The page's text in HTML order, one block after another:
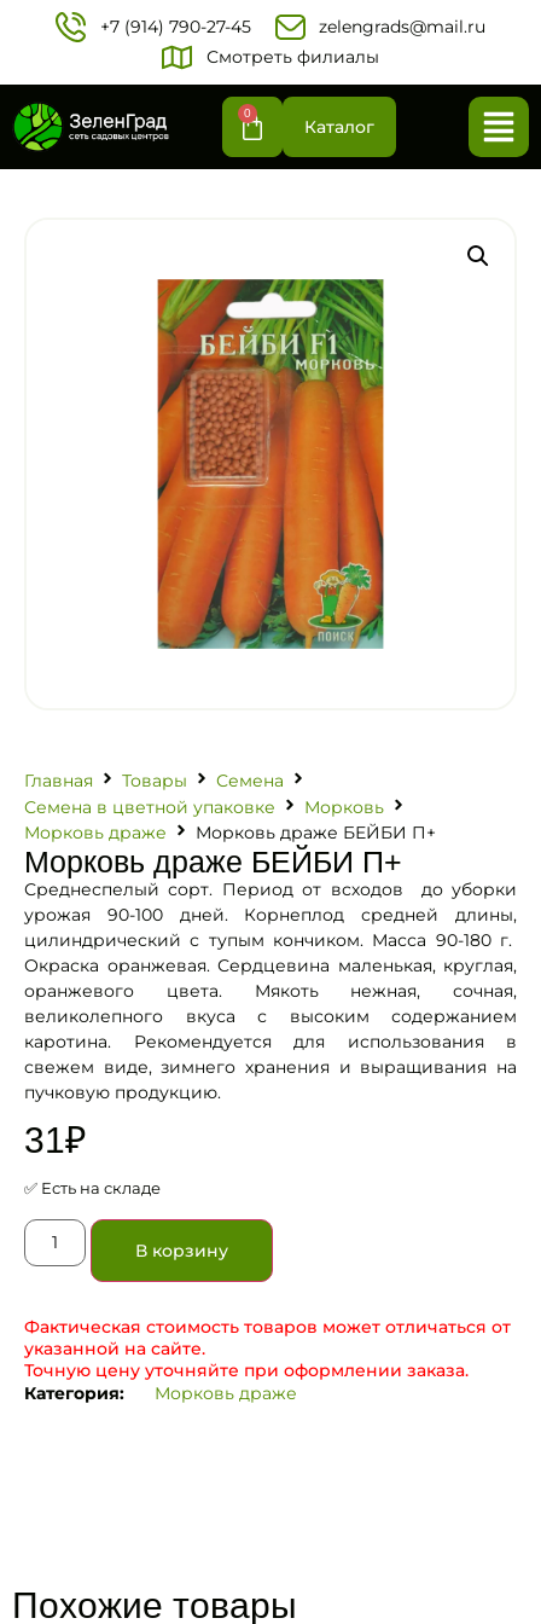
+7 (914) 790-27-45‬
zelengrads@mail.ru
Смотреть филиалы
0
Каталог
Главная Товары
Семена
Семена в цветной упаковке
Морковь
Морковь драже
Морковь драже БЕЙБИ П+
Морковь драже БЕЙБИ П+
Среднеспелый сорт. Период от всходов до уборки
урожая 90-100 дней. Корнеплод средней длины,
цилиндрический с тупым кончиком. Масса 90-180 г.
Окраска оранжевая. Сердцевина маленькая, круглая,
оранжевого цвета. Мякоть нежная, сочная,
великолепного вкуса с высоким содержанием
каротина. Рекомендуется для использования в
свежем виде, зимнего хранения и выращивания на
пучковую продукцию.
31₽
✅ Есть на складе
В корзину
Фактическая стоимость товаров может отличаться от
указанной на сайте.
Точную цену уточняйте при оформлении заказа.
Категория:
Морковь драже
Похожие товары